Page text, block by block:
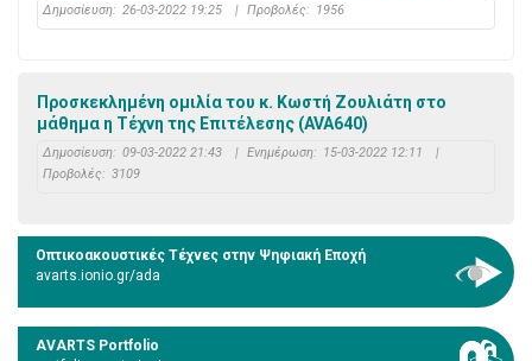
Δημοσίευση: 26-03-2022 19:25 | Προβολές: 1956
Προσκεκλημένη ομιλία του κ. Κωστή Ζουλιάτη στο
μάθημα η Τέχνη της Επιτέλεσης (AVA640)
Δημοσίευση: 09-03-2022 21:43 | Ενημέρωση: 15-03-2022 12:11
|
Προβολές: 3109
Οπτικοακουστικές Τέχνες στην Ψηφιακή Εποχή
avarts.ionio.gr/ada
AVARTS Portfolio